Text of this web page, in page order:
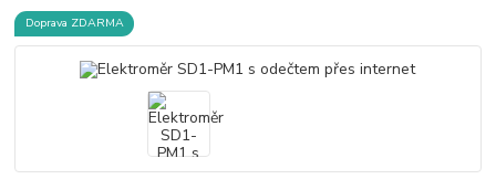
Doprava ZDARMA